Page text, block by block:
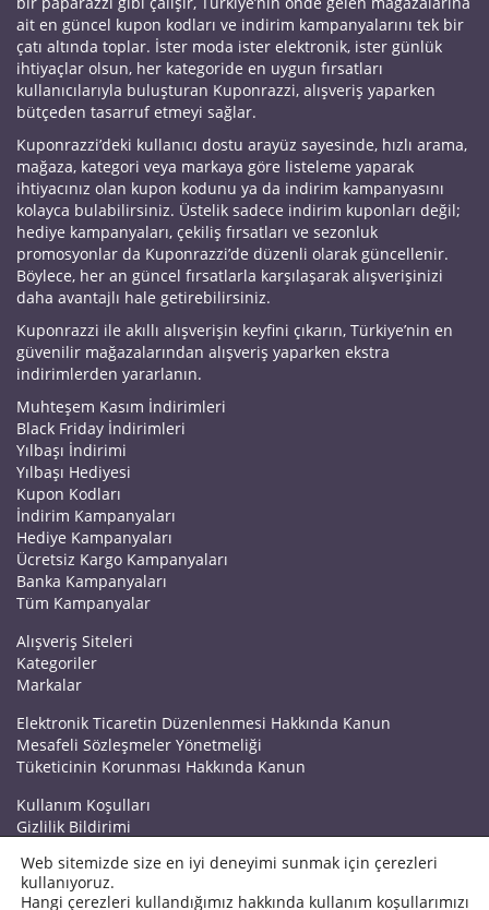
ait en güncel kupon kodları ve indirim kampanyalarını tek bir
çatı altında toplar. İster moda ister elektronik, ister günlük
ihtiyaçlar olsun, her kategoride en uygun fırsatları
kullanıcılarıyla buluşturan Kuponrazzi, alışveriş yaparken
bütçeden tasarruf etmeyi sağlar.
Kuponrazzi’deki kullanıcı dostu arayüz sayesinde, hızlı arama,
mağaza, kategori veya markaya göre listeleme yaparak
ihtiyacınız olan kupon kodunu ya da indirim kampanyasını
kolayca bulabilirsiniz. Üstelik sadece indirim kuponları değil;
hediye kampanyaları, çekiliş fırsatları ve sezonluk
promosyonlar da Kuponrazzi’de düzenli olarak güncellenir.
Böylece, her an güncel fırsatlarla karşılaşarak alışverişinizi
daha avantajlı hale getirebilirsiniz.
Kuponrazzi ile akıllı alışverişin keyfini çıkarın, Türkiye’nin en
güvenilir mağazalarından alışveriş yaparken ekstra
indirimlerden yararlanın.
Muhteşem Kasım İndirimleri
Black Friday İndirimleri
Yılbaşı İndirimi
Yılbaşı Hediyesi
Kupon Kodları
İndirim Kampanyaları
Hediye Kampanyaları
Ücretsiz Kargo Kampanyaları
Banka Kampanyaları
Tüm Kampanyalar
Alışveriş Siteleri
Kategoriler
Markalar
Elektronik Ticaretin Düzenlenmesi Hakkında Kanun
Mesafeli Sözleşmeler Yönetmeliği
Tüketicinin Korunması Hakkında Kanun
Kullanım Koşulları
Gizlilik Bildirimi
Kuponrazzi Blog
Mağaza Ekle
Web sitemizde size en iyi deneyimi sunmak için çerezleri
kullanıyoruz.
Hangi çerezleri kullandığımız hakkında kullanım koşullarımızı